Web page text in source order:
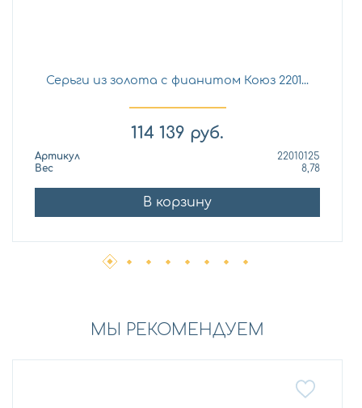
Серьги из золота с фианитом Коюз 2201...
114 139 руб.
Артикул
22010125
Вес
8,78
В корзину
МЫ РЕКОМЕНДУЕМ